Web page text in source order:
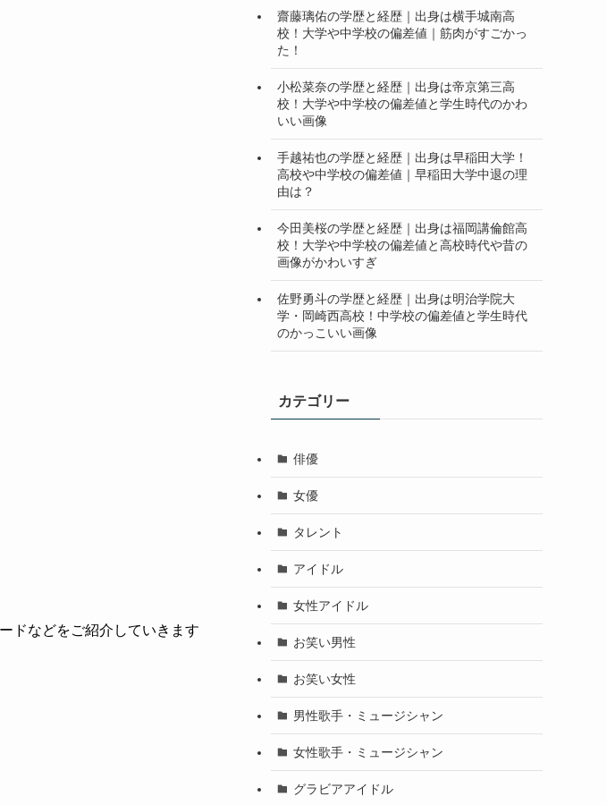
ドなどをご紹介していきます
齋藤璃佑の学歴と経歴｜出身は横手城南高
校！大学や中学校の偏差値｜筋肉がすごかっ
た！
小松菜奈の学歴と経歴｜出身は帝京第三高
校！大学や中学校の偏差値と学生時代のかわ
いい画像
手越祐也の学歴と経歴｜出身は早稲田大学！
高校や中学校の偏差値｜早稲田大学中退の理
由は？
今田美桜の学歴と経歴｜出身は福岡講倫館高
校！大学や中学校の偏差値と高校時代や昔の
画像がかわいすぎ
佐野勇斗の学歴と経歴｜出身は明治学院大
学・岡崎西高校！中学校の偏差値と学生時代
のかっこいい画像
カテゴリー
俳優
女優
タレント
アイドル
女性アイドル
お笑い男性
お笑い女性
男性歌手・ミュージシャン
女性歌手・ミュージシャン
グラビアアイドル